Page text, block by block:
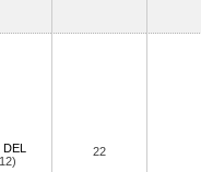
22